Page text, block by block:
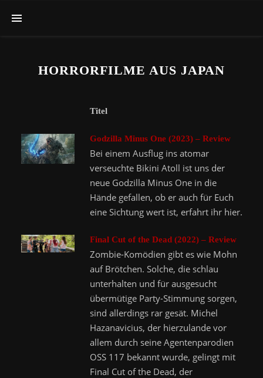
HORRORFILME AUS JAPAN
Titel
Godzilla Minus One (2023) – Review
Bei einem Ausflug ins atomar
verseuchte Bikini Atoll ist uns der
neue Godzilla Minus One in die
Hände gefallen, ob er auch für Euch
eine Sichtung wert ist, erfahrt ihr hier.
Final Cut of the Dead (2022) – Review
Zombie-Komödien gibt es wie Mohn
auf Brötchen. Solche, die schlau
unterhalten und für ausgesucht
übermütige Party-Stimmung sorgen,
sind allerdings rar gesät. Michel
Hazanavicius, der hierzulande vor
allem durch seine Agentenparodien
OSS 117 bekannt wurde, gelingt mit
Final Cut of the Dead, der